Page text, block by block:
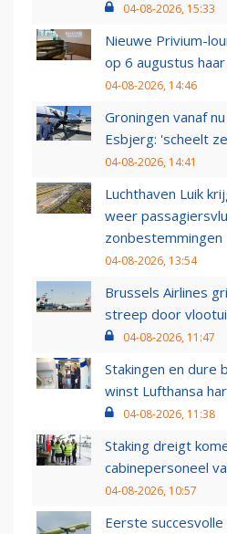
04-08-2026, 15:33
Nieuwe Privium-
op 6 augustus
04-08-2026, 14:46
Groningen vanaf
Esbjerg: 'scheelt
04-08-2026, 14:41
Luchthaven Luik
weer
zonbestemmingen
04-08-2026, 13:54
Brussels Airlines
streep door
04-08-2026, 11:47
Stakingen en dure
winst Lufthansa
04-08-2026, 11:38
Staking dreigt
cabinepersoneel
04-08-2026, 10:57
Eerste